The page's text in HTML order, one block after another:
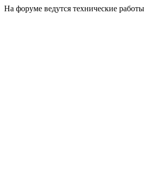
На форуме ведутся технические работы